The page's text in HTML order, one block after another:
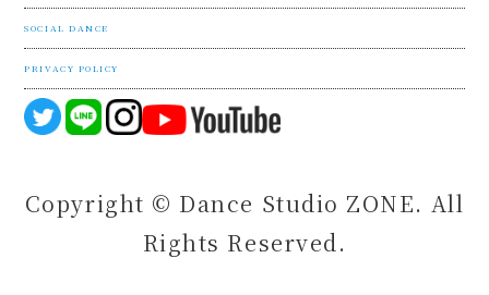
SOCIAL DANCE
PRIVACY POLICY
Copyright © Dance Studio ZONE. All
Rights Reserved.